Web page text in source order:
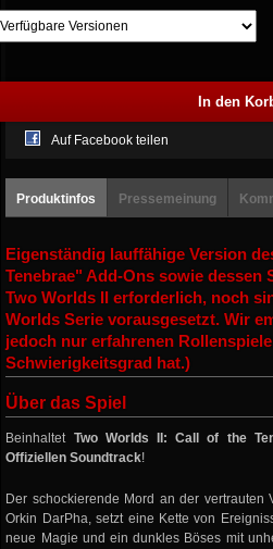
Auf Facebook teilen
Produktinfos Pressemeinung
Eigenständig lauffähige Version
Tenebrae" Add-Onssowie dessen
Two Worlds II erforderlich, noch
Worlds Serie vorausgesetzt. Wir
jedoch nur erfahrenen
Schwierigkeitsgrad hat.)
Über das Spiel
BeinhaltetTwo Worlds II: Call of the
Offiziellen Soundtrack!
Der schockierende Mord an der vertrauten
Orkin DarPha, setzt eine Kette von
neue Magie und ein dunkles Böses mit